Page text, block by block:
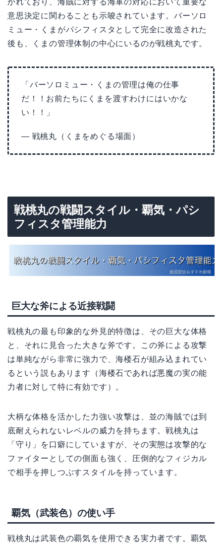
かれており、海賊に対する海軍の対応において重要な
意思決定に関わることも示唆されています。バーソロ
ミュー・くまがパシフィスタとして完全に改造された
後も、くまの管理体制の中心にいるのが戦桃丸です。
「バーソロミュー・くまの管理は俺の仕事
だ！！お前たちにくまを渡すわけにはいかな
い！！」
— 戦桃丸（くまをめぐる場面）
戦桃丸の戦闘スタイル・覇気・パシ
フィスタ管理能力
巨大な斧による近接戦闘
戦桃丸の最も印象的な外見的特徴は、その巨大な体格
と、それに見合った大きな斧です。この斧による攻撃
は単純ながら非常に強力で、海楼石が組み込まれてい
るという説もあります（海楼石であれば悪魔の実の能
力者に対して特に有効です）。
大柄な体格を活かした力強い攻撃は、並の海賊では到
底耐えられないレベルの威力を持ちます。戦桃丸は
「守り」を口癖にしていますが、その実態は攻撃的な
ファイターとしての側面も強く、圧倒的なフィジカル
で相手を押しつぶすスタイルを持っています。
覇気（武装色）の使い手
戦桃丸は武装色の覇気を使用できる実力者です。覇気